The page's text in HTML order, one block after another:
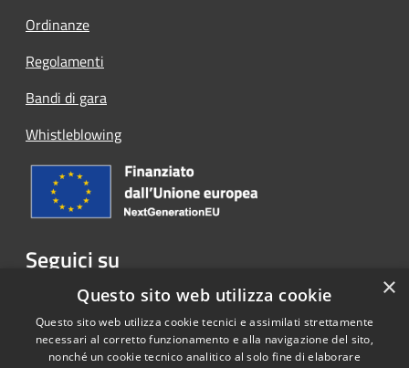
Ordinanze
Regolamenti
Bandi di gara
Whistleblowing
Seguici su
Facebook ×
Questo sito web utilizza cookie
Questo sito web utilizza cookie tecnici e assimilati strettamente
necessari al corretto funzionamento e alla navigazione del sito,
nonché un cookie tecnico analitico al solo fine di elaborare